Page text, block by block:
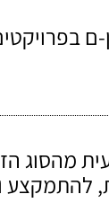
ם
מהסוג
להתמקצע